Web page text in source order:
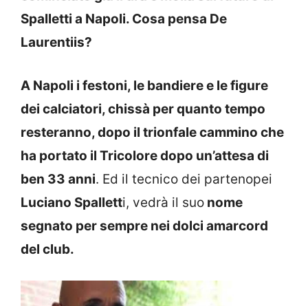
Spalletti a Napoli. Cosa pensa De
Laurentiis?
A Napoli i festoni, le bandiere e le figure
dei calciatori, chissà per quanto tempo
resteranno, dopo il trionfale cammino che
ha portato il Tricolore dopo un’attesa di
ben 33 anni. Ed il tecnico dei partenopei
Luciano Spalletti, vedrà il suo nome
segnato per sempre nei dolci amarcord
del club.